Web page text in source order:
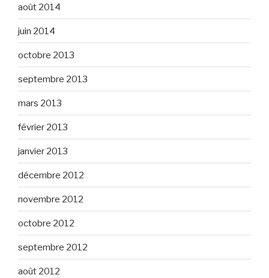
août 2014
juin 2014
octobre 2013
septembre 2013
mars 2013
février 2013
janvier 2013
décembre 2012
novembre 2012
octobre 2012
septembre 2012
août 2012